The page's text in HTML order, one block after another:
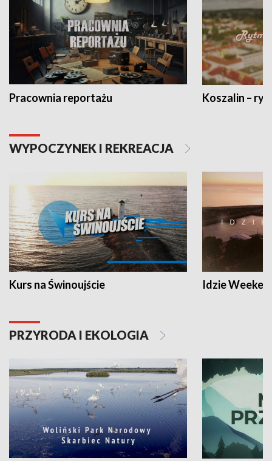
Pracownia reportażu Koszalin –
WYPOCZYNEK I REKREACJA
Kurs na Świnoujście Idzie
PRZYRODA I EKOLOGIA